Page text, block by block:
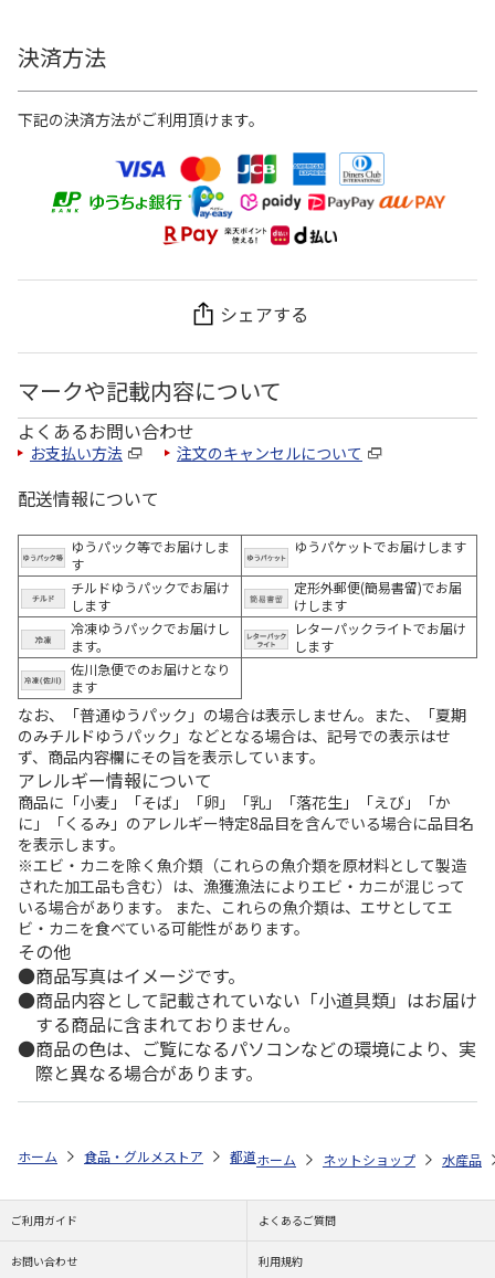
決済方法
下記の決済方法がご利用頂けます。
シェアする
マークや記載内容について
よくあるお問い合わせ
お支払い方法 注文のキャンセルについて
配送情報について
ゆうパック等でお届けしま
す
ゆうパケットでお届けします
チルドゆうパックでお届け
します
定形外郵便(簡易書留)でお届
けします
冷凍ゆうパックでお届けし
ます。
レターパックライトでお届け
します
佐川急便でのお届けとなり
ます
なお、「普通ゆうパック」の場合は表示しません。また、「夏期
のみチルドゆうパック」などとなる場合は、記号での表示はせ
ず、商品内容欄にその旨を表示しています。
アレルギー情報について
商品に「小麦」「そば」「卵」「乳」「落花生」「えび」「か
に」「くるみ」のアレルギー特定8品目を含んでいる場合に品目名
を表示します。
※エビ・カニを除く魚介類（これらの魚介類を原材料として製造
された加工品も含む）は、漁獲漁法によりエビ・カニが混じって
いる場合があります。 また、これらの魚介類は、エサとしてエ
ビ・カニを食べている可能性があります。
その他
商品写真はイメージです。
商品内容として記載されていない「小道具類」はお届け
する商品に含まれておりません。
商品の色は、ご覧になるパソコンなどの環境により、実
際と異なる場合があります。
ホーム 食品・グルメストア 都道府県から探す 静岡県 ひもの三昧
ホーム ネットショップ 水産品
ご利用ガイド よくあるご質問
お問い合わせ 利用規約